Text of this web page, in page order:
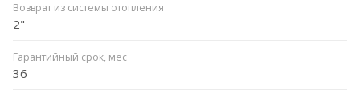
Возврат из системы отопления
2"
Гарантийный срок, мес
36